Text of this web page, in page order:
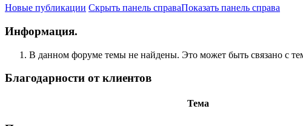
Новые публикации Скрыть панель справаПоказать панель справа
Информация.
В данном форуме темы не найдены. Это может быть связано с
Благодарности от клиентов
Тема